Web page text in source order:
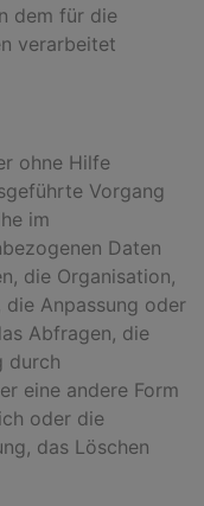
dem für die
verarbeitet
ohne Hilfe
Vorgang
im
Daten
die Organisation,
die Anpassung oder
Abfragen, die
durch
eine andere Form
oder die
das Löschen